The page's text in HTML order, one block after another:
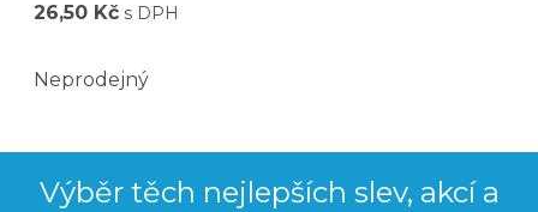
26,50 Kč s DPH
Neprodejný
Výběr těch nejlepších slev, akcí a